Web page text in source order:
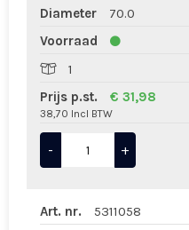
Diameter
70.0
Voorraad
1
Prijs p.st.
€ 31,98
38,70 Incl BTW
- +
Art. nr.
5311058